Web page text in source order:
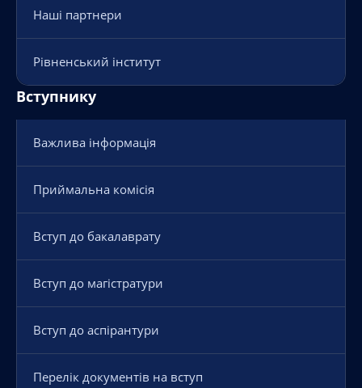
Наші партнери
Рівненський інститут
Вступнику
Важлива інформація
Приймальна комісія
Вступ до бакалаврату
Вступ до магістратури
Вступ до аспірантури
Перелік документів на вступ